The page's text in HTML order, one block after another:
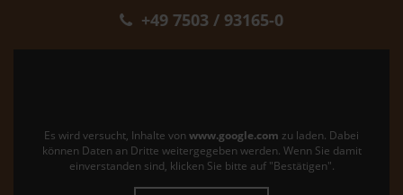
+49 7503 / 93165-0
Es wird versucht, Inhalte von www.google.com zu laden. Dabei
können Daten an Dritte weitergegeben werden. Wenn Sie damit
einverstanden sind, klicken Sie bitte auf "Bestätigen".